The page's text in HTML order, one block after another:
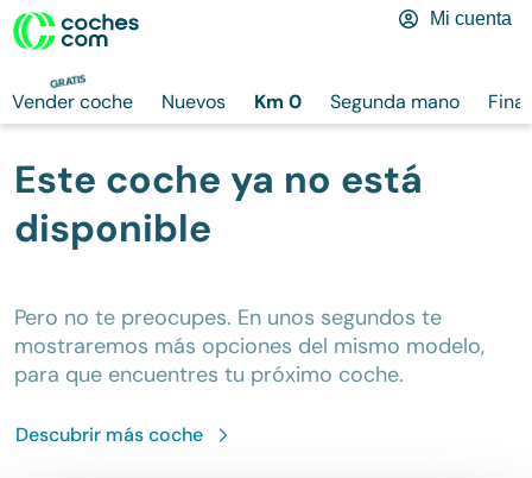
GRATIS
Vender coche Nuevos Km 0 Segunda mano
Mi cuenta
Este coche ya no está
disponible
Pero no te preocupes. En unos segundos te
mostraremos más opciones del mismo modelo,
para que encuentres tu próximo coche.
Descubrir máscoche